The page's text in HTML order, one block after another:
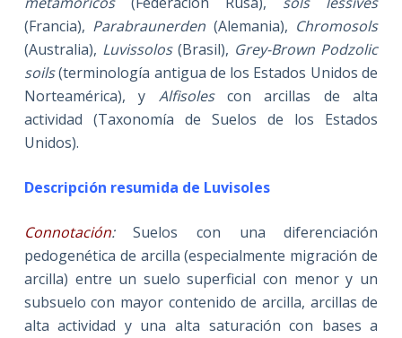
(Francia), Parabraunerden (Alemania), Chromosols
(Australia), Luvissolos(Brasil), Grey-Brown Podzolic
soils(terminología antigua de los Estados Unidos de
Norteamérica), y Alfisolescon arcillas de alta
actividad (Taxonomía de Suelos de los Estados
Unidos).
Descripción resumida de Luvisoles
Connotación:Suelos con una diferenciación
pedogenética de arcilla (especialmente migración de
arcilla) entre un suelo superficial con menor y un
subsuelo con mayor contenido de arcilla, arcillas de
alta actividad y una alta saturación con bases a